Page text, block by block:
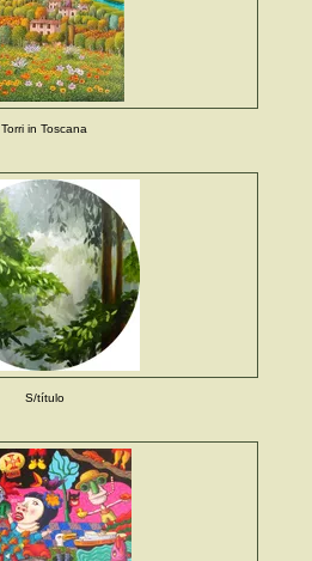
Torri in Toscana
S/título